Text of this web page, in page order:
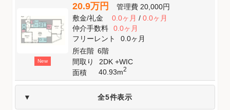
New
20.9万円 管理費 20,000円
敷金/礼金 0.0ヶ月/ 0.0ヶ月
仲介手数料
0.0ヶ月
フリーレント
0.0ヶ月
所在階 6階
間取り
2DK +WIC
面積
40.93m2
全5件表示